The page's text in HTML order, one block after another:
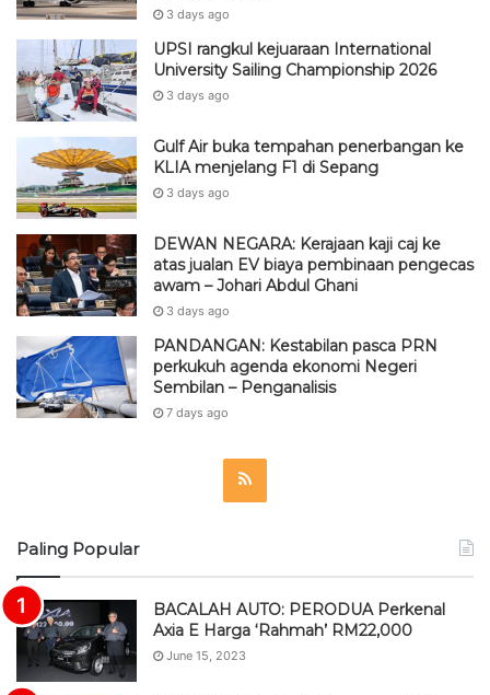
3 days ago
UPSI rangkul kejuaraan International
University Sailing Championship 2026
3 days ago
Gulf Air buka tempahan penerbangan ke
KLIA menjelang F1 di Sepang
3 days ago
DEWAN NEGARA: Kerajaan kaji caj ke
atas jualan EV biaya pembinaan pengecas
awam – Johari Abdul Ghani
3 days ago
PANDANGAN: Kestabilan pasca PRN
perkukuh agenda ekonomi Negeri
Sembilan – Penganalisis
7 days ago
Paling Popular
BACALAH AUTO: PERODUA Perkenal
Axia E Harga ‘Rahmah’ RM22,000
June 15, 2023